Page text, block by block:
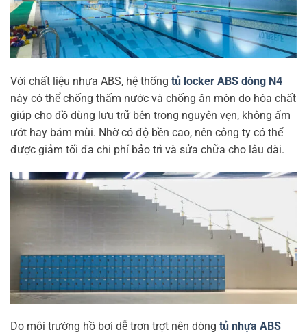
Với chất liệu nhựa ABS, hệ thống tủ locker ABS dòng N4
này có thể chống thấm nước và chống ăn mòn do hóa chất
giúp cho đồ dùng lưu trữ bên trong nguyên vẹn, không ẩm
ướt hay bám mùi. Nhờ có độ bền cao, nên công ty có thể
được giảm tối đa chi phí bảo trì và sửa chữa cho lâu dài.
Do môi trường hồ bơi dễ trơn trợt nên dòng tủ nhựa ABS